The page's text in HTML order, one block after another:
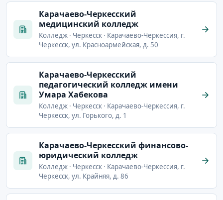
Карачаево-Черкесский
медицинский колледж
Колледж · Черкесск · Карачаево-Черкессия, г.
Черкесск, ул. Красноармейская, д. 50
Карачаево-Черкесский
педагогический колледж имени
Умара Хабекова
Колледж · Черкесск · Карачаево-Черкессия, г.
Черкесск, ул. Горького, д. 1
Карачаево-Черкесский финансово-
юридический колледж
Колледж · Черкесск · Карачаево-Черкессия, г.
Черкесск, ул. Крайняя, д. 86